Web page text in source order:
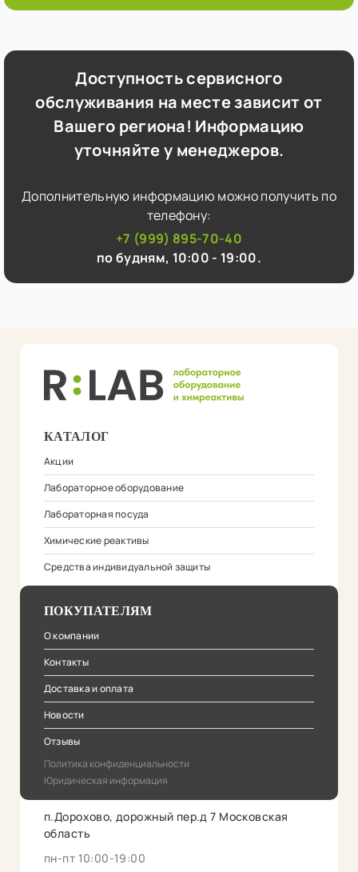
Доступность сервисного
обслуживания на месте зависит от
Вашего региона! Информацию
уточняйте у менеджеров.
Дополнительную информацию можно получить по
телефону:
+7 (999) 895-70-40
по будням, 10:00 - 19:00.
КАТАЛОГ
Акции
Лабораторное оборудование
Лабораторная посуда
Химические реактивы
Средства индивидуальной защиты
ПОКУПАТЕЛЯМ
О компании
Контакты
Доставка и оплата
Новости
Отзывы
Политика конфиденциальности
Юридическая информация
п.Дорохово, дорожный пер.д 7 Московская
область
пн-пт 10:00-19:00